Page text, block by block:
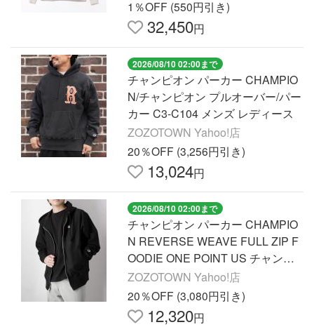
1％OFF (550円引き)
32,450円
2026/08/10 02:00まで
チャンピオン パーカー CHAMPIO
N/チャンピオン プルオーバー/パー
カー C3-C104 メンズ レディース
ZOZOTOWN Yahoo!店
20％OFF (3,256円引き)
13,024円
2026/08/10 02:00まで
チャンピオン パーカー CHAMPIO
N REVERSE WEAVE FULL ZIP F
OODIE ONE POINT US チャンピ
オン ワンポイント リバースウィー
ブ ジップ パーカー
ZOZOTOWN Yahoo!店
20％OFF (3,080円引き)
12,320円